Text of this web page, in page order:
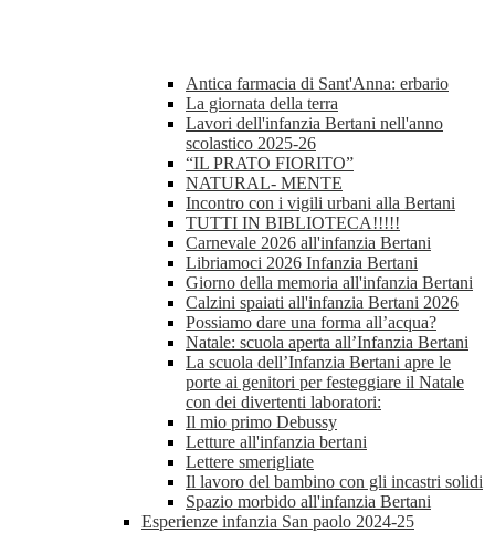
Antica farmacia di Sant'Anna: erbario
La giornata della terra
Lavori dell'infanzia Bertani nell'anno
scolastico 2025-26
“IL PRATO FIORITO”
NATURAL- MENTE
Incontro con i vigili urbani alla Bertani
TUTTI IN BIBLIOTECA!!!!!
Carnevale 2026 all'infanzia Bertani
Libriamoci 2026 Infanzia Bertani
Giorno della memoria all'infanzia Bertani
Calzini spaiati all'infanzia Bertani 2026
Possiamo dare una forma all’acqua?
Natale: scuola aperta all’Infanzia Bertani
La scuola dell’Infanzia Bertani apre le
porte ai genitori per festeggiare il Natale
con dei divertenti laboratori:
Il mio primo Debussy
Letture all'infanzia bertani
Lettere smerigliate
Il lavoro del bambino con gli incastri solidi
Spazio morbido all'infanzia Bertani
Esperienze infanzia San paolo 2024-25